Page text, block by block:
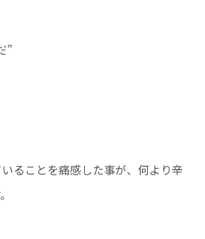
”
ることを痛感した事が、何より辛